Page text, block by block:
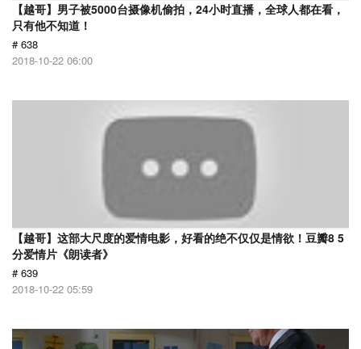
【越哥】男子被5000台摄像机偷拍，24小时直播，全球人都在看，
只有他不知道！
# 638
2018-10-22 06:00
【越哥】这部大尺度的爱情电影，好看的绝不仅仅是情欲！豆瓣8 5
分爱情片《朗读者》
# 639
2018-10-22 05:59